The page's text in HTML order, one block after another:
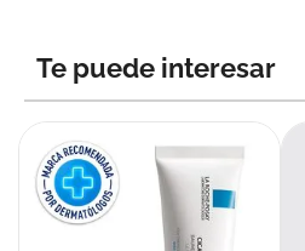
Te puede interesar
10 neumoflux